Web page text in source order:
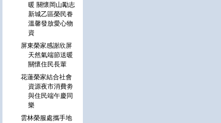
暖 關懷岡山勵志
新城乙區榮民眷
溫馨發放愛心物
資
屏東榮家感謝欣屏
天然氣端節送暖
關懷住民長輩
花蓮榮家結合社會
資源夜市消費劵
與住民端午慶同
樂
雲林榮服處攜手地